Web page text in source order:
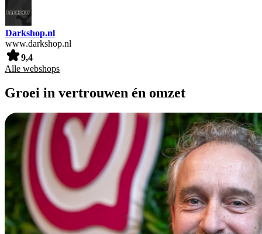
Darkshop.nl
www.darkshop.nl
9,4
Alle webshops
Groei in vertrouwen én omzet